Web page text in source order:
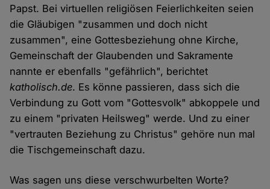
Papst. Bei virtuellen religiösen Feierlichkeiten seien
die Gläubigen "zusammen und doch nicht
zusammen", eine Gottesbeziehung ohne Kirche,
Gemeinschaft der Glaubenden und Sakramente
nannte er ebenfalls "gefährlich", berichtet
katholisch.de. Es könne passieren, dass sich die
Verbindung zu Gott vom "Gottesvolk" abkoppele und
zu einem "privaten Heilsweg" werde. Und zu einer
"vertrauten Beziehung zu Christus" gehöre nun mal
die Tischgemeinschaft dazu.
Was sagen uns diese verschwurbelten Worte?